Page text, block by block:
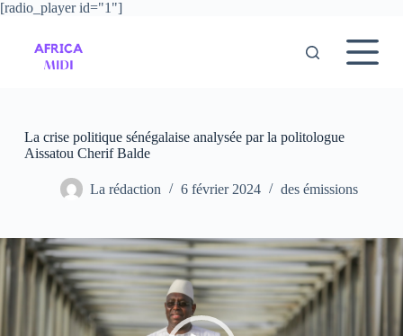
[radio_player id="1"]
P
u
o
u
La crise politique sénégalaise analysée par la politologue
Aissatou Cherif Balde
La rédaction 6 février 2024 des émissions
Lecteur
vidéo